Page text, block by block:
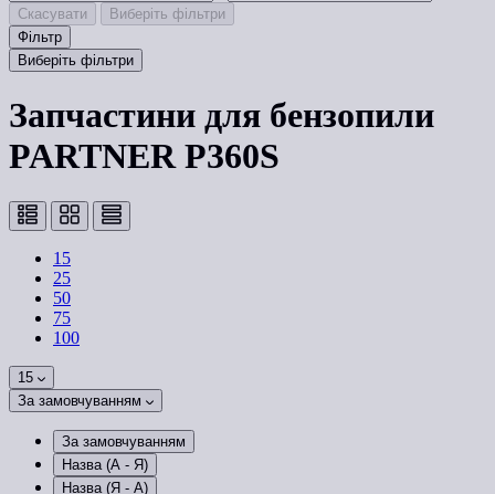
Скасувати
Виберіть фільтри
Фільтр
Виберіть фільтри
Запчастини для бензопили
PARTNER P360S
15
25
50
75
100
15
За замовчуванням
За замовчуванням
Назва (А - Я)
Назва (Я - А)